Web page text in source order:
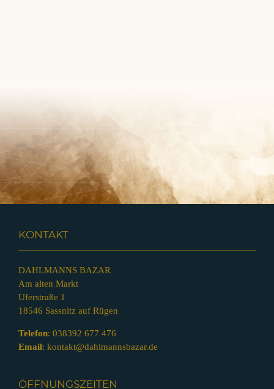
KONTAKT
DAHLMANNS BAZAR
Am alten Markt
Uferstraße 1
18546 Sassnitz auf Rügen
Telefon: 038392 677 476
Email: kontakt@dahlmannsbazar.de
ÖFFNUNGSZEITEN